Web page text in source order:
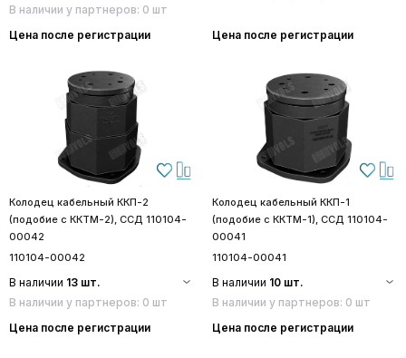
В наличии у партнеров: 0 шт
Цена после регистрации
Цена после регистрации
Колодец кабельный ККП-2
(подобие с ККТМ-2), ССД 110104-
00042
110104-00042
В наличии 13 шт.
В наличии у партнеров: 0 шт
Цена после регистрации
Колодец кабельный ККП-1
(подобие с ККТМ-1), ССД 110104-
00041
110104-00041
В наличии 10 шт.
В наличии у партнеров: 0 шт
Цена после регистрации